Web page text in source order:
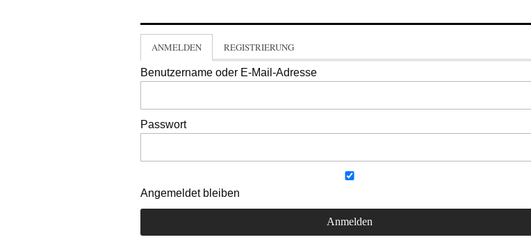
ANMELDEN REGISTRIERUNG
Benutzername oder E-Mail-Adresse
Passwort
Angemeldet bleiben